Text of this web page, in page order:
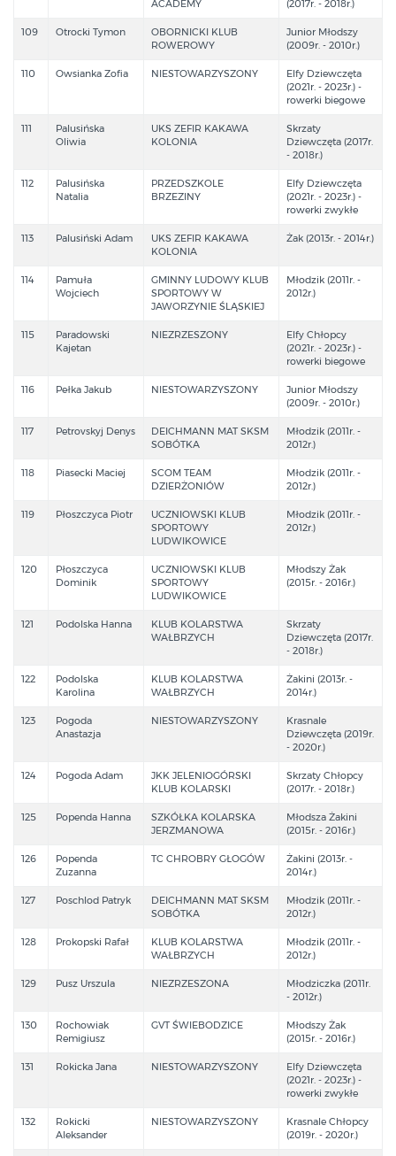
ACADEMY (2017r. - 2018r.)
109 Otrocki Tymon
OBORNICKI KLUB
ROWEROWY
Junior Młodszy
(2009r. - 2010r.)
110 Owsianka Zofia NIESTOWARZYSZONY
Elfy Dziewczęta
(2021r. - 2023r.) -
rowerki biegowe
111
Palusińska
Oliwia
UKS ZEFIR KAKAWA
KOLONIA
Skrzaty
Dziewczęta (2017r.
- 2018r.)
112
Palusińska
Natalia
PRZEDSZKOLE
BRZEZINY
Elfy Dziewczęta
(2021r. - 2023r.) -
rowerki zwykłe
113 Palusiński Adam
UKS ZEFIR KAKAWA
KOLONIA
Żak (2013r. - 2014r.)
114
Pamuła
Wojciech
GMINNY LUDOWY KLUB
SPORTOWY W
JAWORZYNIE ŚLĄSKIEJ
Młodzik (2011r. -
2012r.)
115
Paradowski
Kajetan
NIEZRZESZONY
Elfy Chłopcy
(2021r. - 2023r.) -
rowerki biegowe
116 Pełka Jakub NIESTOWARZYSZONY
Junior Młodszy
(2009r. - 2010r.)
117 Petrovskyj Denys
DEICHMANN MAT SKSM
SOBÓTKA
Młodzik (2011r. -
2012r.)
118 Piasecki Maciej
SCOM TEAM
DZIERŻONIÓW
Młodzik (2011r. -
2012r.)
119 Płoszczyca Piotr
UCZNIOWSKI KLUB
SPORTOWY
LUDWIKOWICE
Młodzik (2011r. -
2012r.)
120
Płoszczyca
Dominik
UCZNIOWSKI KLUB
SPORTOWY
LUDWIKOWICE
Młodszy Żak
(2015r. - 2016r.)
121 Podolska Hanna
KLUB KOLARSTWA
WAŁBRZYCH
Skrzaty
Dziewczęta (2017r.
- 2018r.)
122
Podolska
Karolina
KLUB KOLARSTWA
WAŁBRZYCH
Żakini (2013r. -
2014r.)
123
Pogoda
Anastazja
NIESTOWARZYSZONY
Krasnale
Dziewczęta (2019r.
- 2020r.)
124 Pogoda Adam
JKK JELENIOGÓRSKI
KLUB KOLARSKI
Skrzaty Chłopcy
(2017r. - 2018r.)
125 Popenda Hanna
SZKÓŁKA KOLARSKA
JERZMANOWA
Młodsza Żakini
(2015r. - 2016r.)
126
Popenda
Zuzanna
TC CHROBRY GŁOGÓW
Żakini (2013r. -
2014r.)
127 Poschlod Patryk
DEICHMANN MAT SKSM
SOBÓTKA
Młodzik (2011r. -
2012r.)
128 Prokopski Rafał
KLUB KOLARSTWA
WAŁBRZYCH
Młodzik (2011r. -
2012r.)
129 Pusz Urszula NIEZRZESZONA
Młodziczka (2011r.
- 2012r.)
130
Rochowiak
Remigiusz
GVT ŚWIEBODZICE
Młodszy Żak
(2015r. - 2016r.)
131 Rokicka Jana NIESTOWARZYSZONY
Elfy Dziewczęta
(2021r. - 2023r.) -
rowerki zwykłe
132
Rokicki
Aleksander
NIESTOWARZYSZONY
Krasnale Chłopcy
(2019r. - 2020r.)